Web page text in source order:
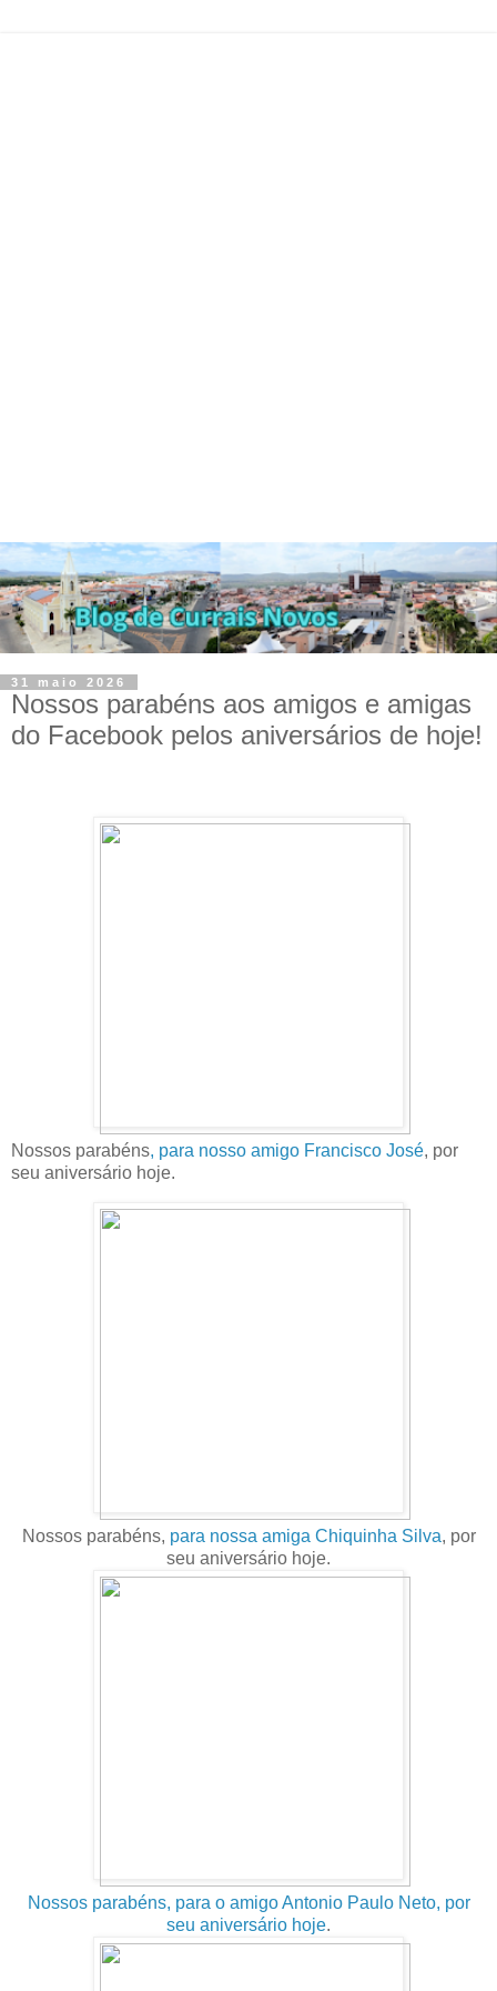
31 maio 2026
Nossos parabéns aos amigos e amigas
do Facebook pelos aniversários de hoje!
Nossos parabéns, para nosso amigo Francisco José, por
seu aniversário hoje.
Nossos parabéns, para nossa amiga Chiquinha Silva, por
seu aniversário hoje.
Nossos parabéns, para o amigo Antonio Paulo Neto, por
seu aniversário hoje.